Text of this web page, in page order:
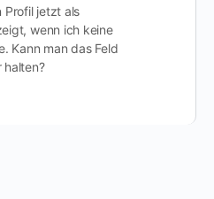
Profil jetzt als
wenn ich keine
Kann man das Feld
halten?